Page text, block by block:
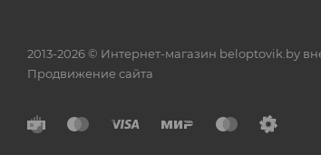
2013-2026 © Интернет-магазин beloptovik.by
Продвижение сайта